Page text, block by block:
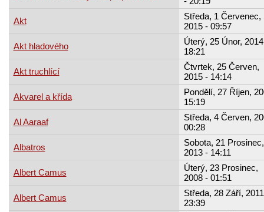
Akt
Středa, 1 Červenec,
2015 - 09:57
Akt hladového
Úterý, 25 Únor,
18:21
Akt truchlící
Čtvrtek, 25 Červen,
2015 - 14:14
Akvarel a křída
Pondělí, 27 Říjen,
15:19
Al Aaraaf
Středa, 4 Červen,
00:28
Albatros
Sobota, 21 Prosinec,
2013 - 14:11
Albert Camus
Úterý, 23 Prosinec,
2008 - 01:51
Albert Camus
Středa, 28 Září,
23:39